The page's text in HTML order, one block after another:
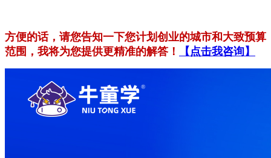
方便的话，请您告知一下您计划创业的城市和大致预算
范围，我将为您提供更精准的解答！
【点击我咨询】